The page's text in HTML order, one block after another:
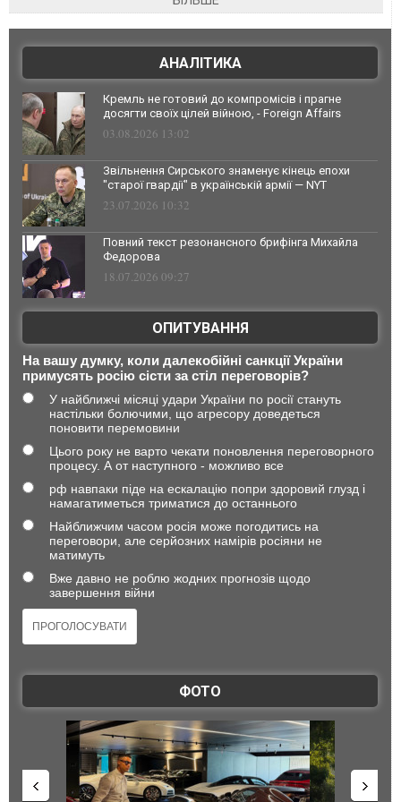
АНАЛІТИКА
Кремль не готовий до компромісів і прагне
досягти своїх цілей війною, - Foreign Affairs
03.08.2026 13:02
Звільнення Сирського знаменує кінець епохи
"старої гвардії" в українській армії — NYT
23.07.2026 10:32
Повний текст резонансного брифінга Михайла
Федорова
18.07.2026 09:27
ОПИТУВАННЯ
На вашу думку, коли далекобійні санкції України
примусять росію сісти за стіл переговорів?
У найближчі місяці удари України по росії стануть
настільки болючими, що агресору доведеться
поновити перемовини
Цього року не варто чекати поновлення переговорного
процесу. А от наступного - можливо все
рф навпаки піде на ескалацію попри здоровий глузд і
намагатиметься триматися до останнього
Найближчим часом росія може погодитись на
переговори, але серйозних намірів росіяни не
матимуть
Вже давно не роблю жодних прогнозів щодо
завершення війни
ФОТО